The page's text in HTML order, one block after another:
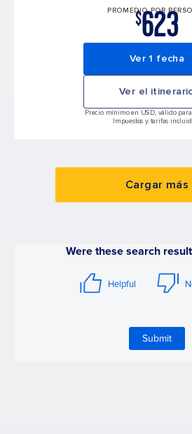
PROMEDIO POR
$623
Ver 1 fecha
Ver el
Precio mínimo en USD, válido
Impuestos y tarifas
Cargar más